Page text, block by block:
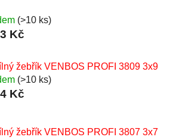
(>10 ks)
Kč
žebřík VENBOS PROFI 3809 3x9
(>10 ks)
Kč
žebřík VENBOS PROFI 3807 3x7